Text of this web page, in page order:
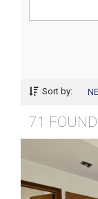
Sort by:
71 FOUND